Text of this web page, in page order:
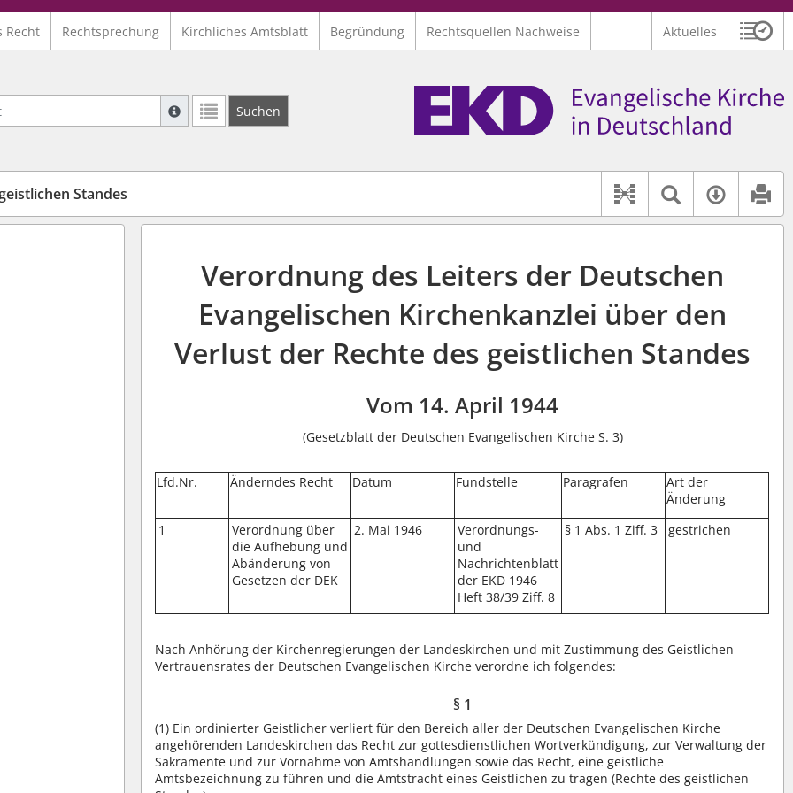
Recht Rechtsprechung Kirchliches Amtsblatt Begründung Rechtsquellen Nachweise Aktuelles
Suche mit Platzhalter "*", Bsp. Pfarrer*, findet auch: "Pfarrerinitiative" oder "Pfarrerausschuss".
Weitere Suchoperatoren finden Sie in unserer Hilfe.
Suchen
Standes
Dokument-
Textsuche
Verordnung des Leiters der Deutschen
Evangelischen Kirchenkanzlei über den
Verlust der Rechte des geistlichen Standes
Vom 14. April 1944
(Gesetzblatt der Deutschen Evangelischen Kirche S. 3)
Lfd.Nr. Änderndes Recht Datum Fundstelle Paragrafen
Art der
Änderung
1
Verordnung über
die Aufhebung und
Abänderung von
Gesetzen der DEK
2. Mai 1946
Verordnungs-
und
Nachrichtenblatt
der EKD 1946
Heft 38/39 Ziff. 8
§ 1 Abs. 1 Ziff. 3 gestrichen
Nach Anhörung der Kirchenregierungen der Landeskirchen und mit Zustimmung des Geistlichen
Vertrauensrates der Deutschen Evangelischen Kirche verordne ich folgendes:
§ 1
(1) Ein ordinierter Geistlicher verliert für den Bereich aller der Deutschen Evangelischen Kirche
angehörenden Landeskirchen das Recht zur gottesdienstlichen Wortverkündigung, zur Verwaltung der
Sakramente und zur Vornahme von Amtshandlungen sowie das Recht, eine geistliche
Amtsbezeichnung zu führen und die Amtstracht eines Geistlichen zu tragen (Rechte des geistlichen